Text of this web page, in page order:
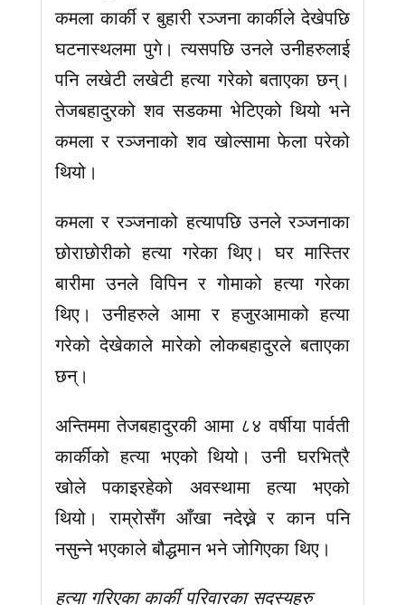
कमला कार्की र बुहारी रञ्जना कार्कीले देखेपछि
घटनास्थलमा पुगे। त्यसपछि उनले उनीहरुलाई
पनि लखेटी लखेटी हत्या गरेको बताएका छन्।
तेजबहादुरको शव सडकमा भेटिएको थियो भने
कमला र रञ्जनाको शव खोल्सामा फेला परेको
थियो।
कमला र रञ्जनाको हत्यापछि उनले रञ्जनाका
छोराछोरीको हत्या गरेका थिए। घर मास्तिर
बारीमा उनले विपिन र गोमाको हत्या गरेका
थिए। उनीहरुले आमा र हजुरआमाको हत्या
गरेको देखेकाले मारेको लोकबहादुरले बताएका
छन्।
अन्तिममा तेजबहादुरकी आमा ८४ वर्षीया पार्वती
कार्कीको हत्या भएको थियो। उनी घरभित्रै
खोले पकाइरहेको अवस्थामा हत्या भएको
थियो। राम्रोसँग आँखा नदेख्ने र कान पनि
नसुन्ने भएकाले बौद्धमान भने जोगिएका थिए।
हत्या गरिएका कार्की परिवारका सदस्यहरु